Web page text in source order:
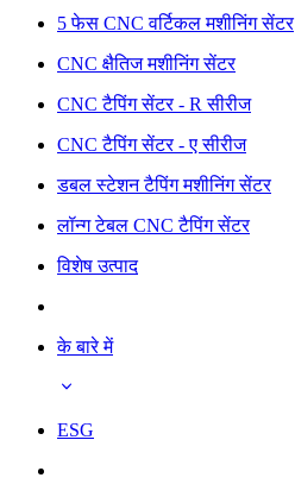
5 फेस CNC वर्टिकल मशीनिंग सेंटर
CNC क्षैतिज मशीनिंग सेंटर
CNC टैपिंग सेंटर - R सीरीज
CNC टैपिंग सेंटर - ए सीरीज
डबल स्टेशन टैपिंग मशीनिंग सेंटर
लॉन्ग टेबल CNC टैपिंग सेंटर
विशेष उत्पाद
के बारे में
ESG